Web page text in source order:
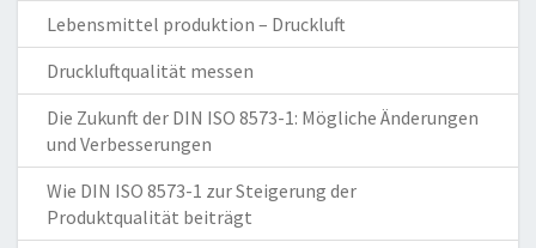
Lebensmittel produktion – Druckluft
Druckluftqualität messen
Die Zukunft der DIN ISO 8573-1: Mögliche Änderungen
und Verbesserungen
Wie DIN ISO 8573-1 zur Steigerung der
Produktqualität beiträgt